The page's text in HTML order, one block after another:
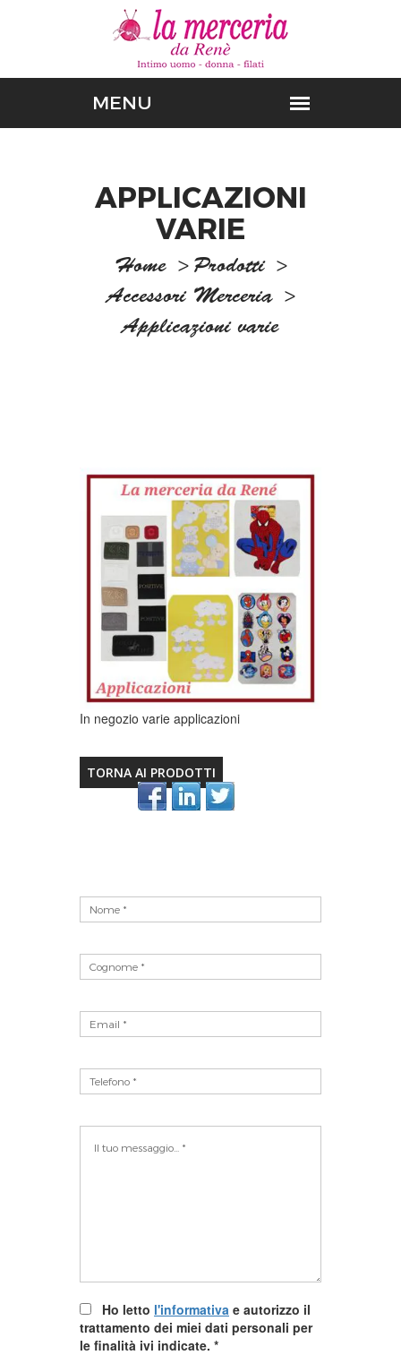
APPLICAZIONI
VARIE
Home > Prodotti >
Accessori Merceria >
Applicazioni varie
In negozio varie applicazioni
TORNA AI PRODOTTI
Ho letto l'informativa e autorizzo il
trattamento dei miei dati personali per
le finalità ivi indicate. *